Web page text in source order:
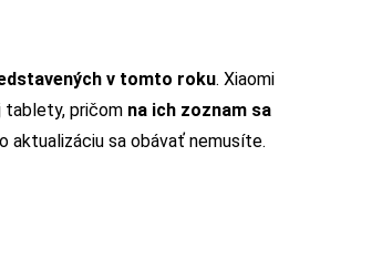
v tomto roku. Xiaomi
tablety, pričom na ich zoznam sa
aktualizáciu sa obávať nemusíte.